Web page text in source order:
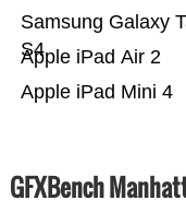
Apple iPad Mini 4
Apple iPad Air 2
Samsung Galaxy
S4
GFXBench